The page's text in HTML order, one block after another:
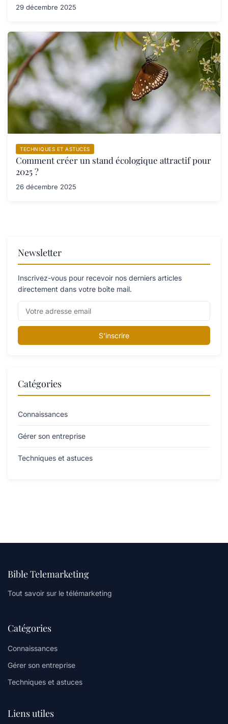
29 décembre 2025
TECHNIQUES ET ASTUCES
Comment créer un stand écologique attractif pour
2025 ?
26 décembre 2025
Newsletter
Inscrivez-vous pour recevoir nos derniers articles
directement dans votre boîte mail.
S'inscrire
Catégories
Connaissances
Gérer son entreprise
Techniques et astuces
Bible Telemarketing
Tout savoir sur le télémarketing
Catégories
Connaissances
Gérer son entreprise
Techniques et astuces
Liens utiles